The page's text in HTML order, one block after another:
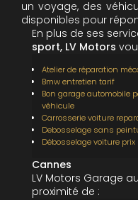
un voyage, des
disponibles pour
En plus de ses
sport, LV Motors
Atelier de réparation
Bmw entretien tarif
Bon garage automobile
véhicule
Carrosserie voiture
Debosselage sans
Débosselage voiture prix
Cannes
LV Motors Garage
proximité de :